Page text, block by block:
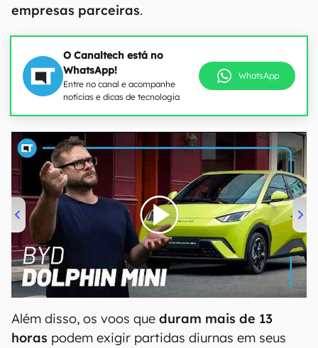
empresas parceiras.
O Canaltech está no
WhatsApp!
Entre no canal e acompanhe
notícias e dicas de tecnologia
WhatsApp
00:00/04:07
Além disso, os voos que duram mais de 13
horas podem exigir partidas diurnas em seus